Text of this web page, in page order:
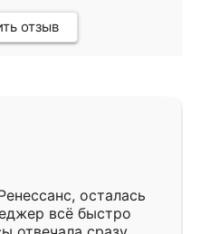
отзыв
осталась
всё быстро